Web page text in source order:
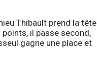
Thibault prend la tête
il passe second,
gagne une place et